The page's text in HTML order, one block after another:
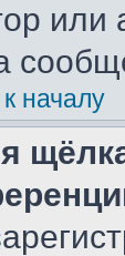
или
началу
я